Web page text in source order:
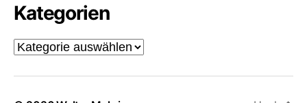
Kategorien
Kategorien